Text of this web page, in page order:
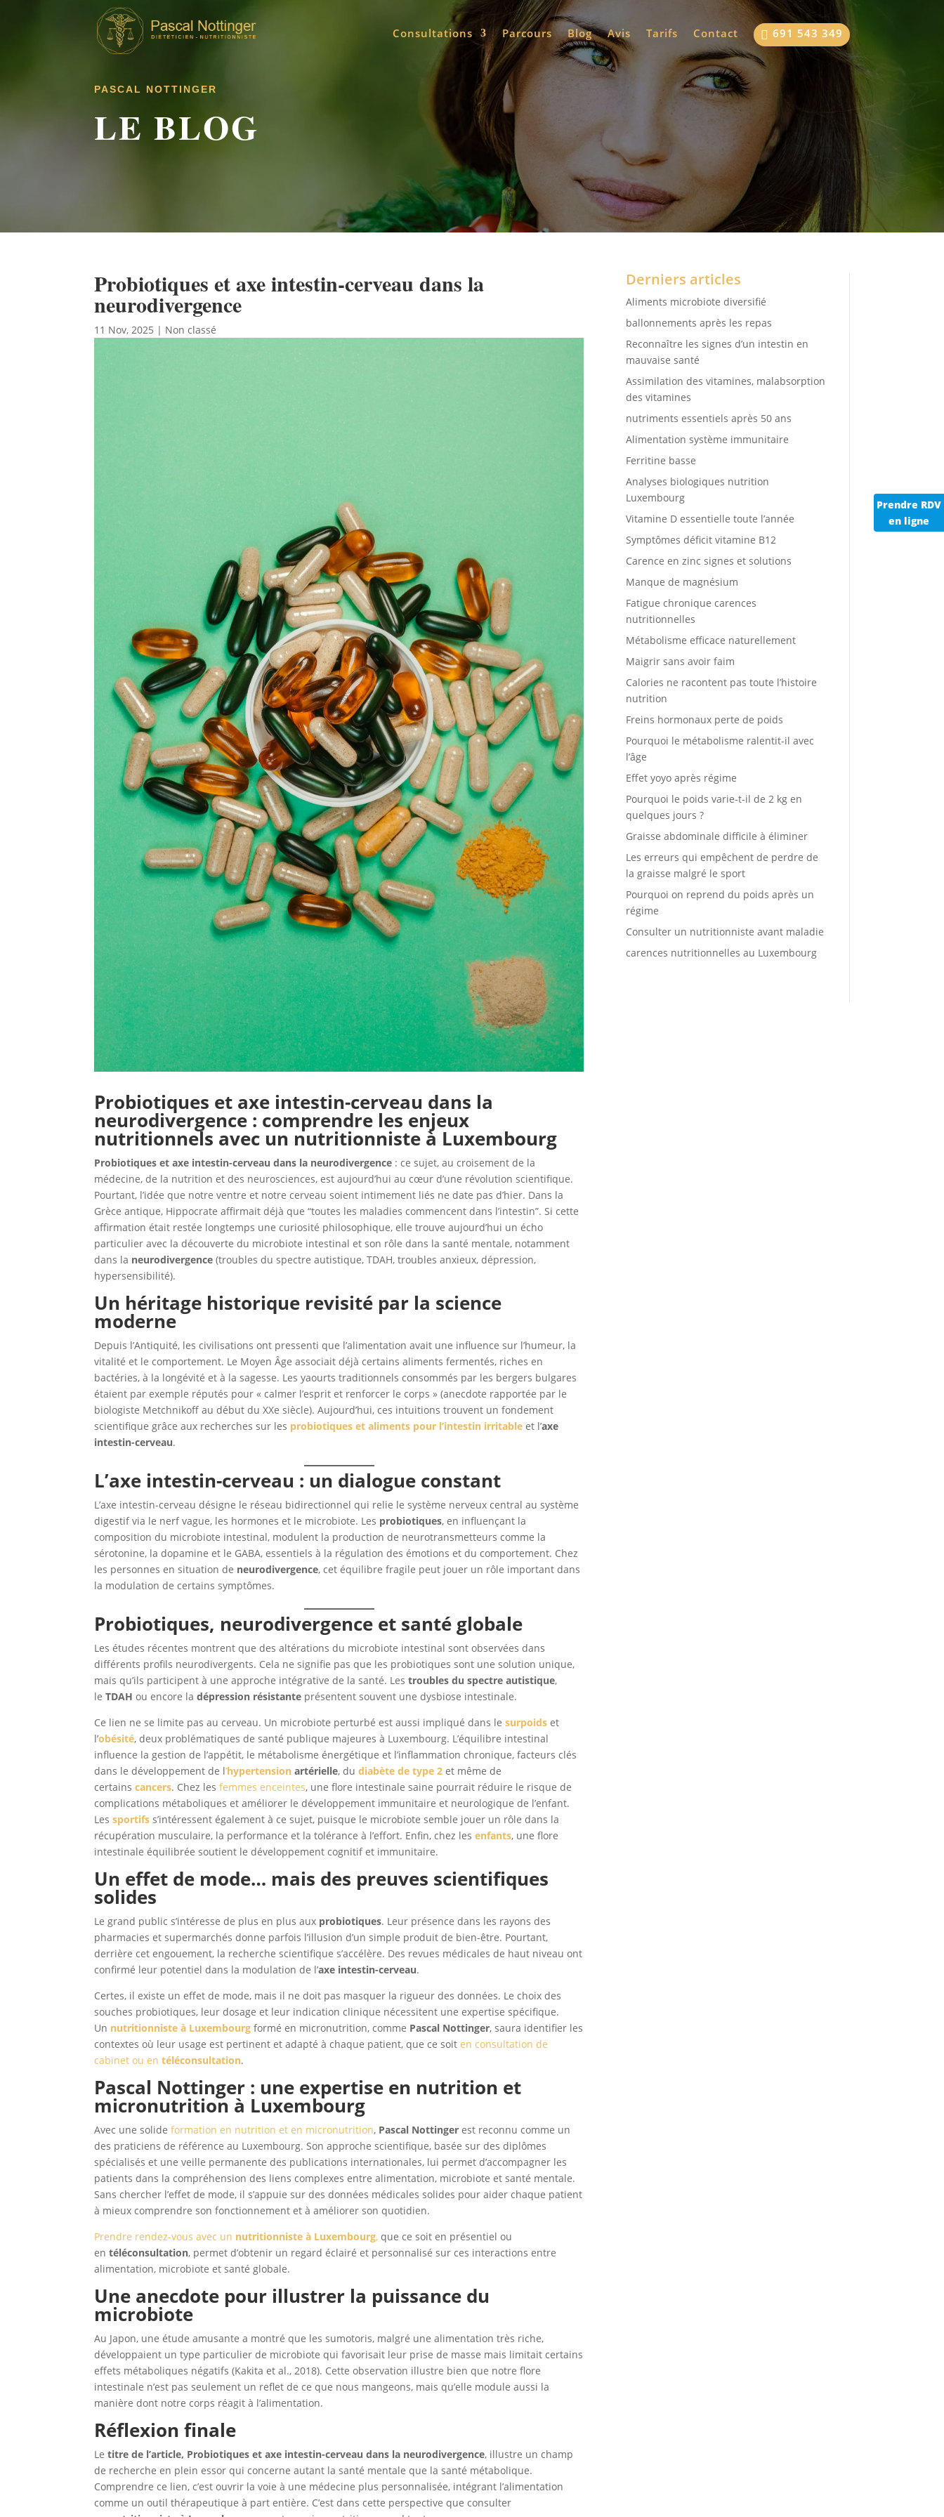
Prendre RDV
en ligne
Consultations Parcours Blog Avis Tarifs Contact  691 543 349
PASCAL NOTTINGER
LE BLOG
Probiotiques et axe intestin-cerveau dans la
neurodivergence
11 Nov, 2025 | Non classé
Probiotiques et axe intestin-cerveau dans la
neurodivergence : comprendre les enjeux
nutritionnels avec un nutritionniste à Luxembourg
Probiotiques et axe intestin-cerveau dans la neurodivergence : ce sujet, au croisement de la
médecine, de la nutrition et des neurosciences, est aujourd’hui au cœur d’une révolution scientifique.
Pourtant, l’idée que notre ventre et notre cerveau soient intimement liés ne date pas d’hier. Dans la
Grèce antique, Hippocrate affirmait déjà que “toutes les maladies commencent dans l’intestin”. Si cette
affirmation était restée longtemps une curiosité philosophique, elle trouve aujourd’hui un écho
particulier avec la découverte du microbiote intestinal et son rôle dans la santé mentale, notamment
dans la neurodivergence (troubles du spectre autistique, TDAH, troubles anxieux, dépression,
hypersensibilité).
Un héritage historique revisité par la science
moderne
Depuis l’Antiquité, les civilisations ont pressenti que l’alimentation avait une influence sur l’humeur, la
vitalité et le comportement. Le Moyen Âge associait déjà certains aliments fermentés, riches en
bactéries, à la longévité et à la sagesse. Les yaourts traditionnels consommés par les bergers bulgares
étaient par exemple réputés pour « calmer l’esprit et renforcer le corps » (anecdote rapportée par le
biologiste Metchnikoff au début du XXe siècle). Aujourd’hui, ces intuitions trouvent un fondement
scientifique grâce aux recherches sur les probiotiques et aliments pour l’intestin irritable et l’axe
intestin-cerveau.
L’axe intestin-cerveau : un dialogue constant
L’axe intestin-cerveau désigne le réseau bidirectionnel qui relie le système nerveux central au système
digestif via le nerf vague, les hormones et le microbiote. Les probiotiques, en influençant la
composition du microbiote intestinal, modulent la production de neurotransmetteurs comme la
sérotonine, la dopamine et le GABA, essentiels à la régulation des émotions et du comportement. Chez
les personnes en situation de neurodivergence, cet équilibre fragile peut jouer un rôle important dans
la modulation de certains symptômes.
Probiotiques, neurodivergence et santé globale
Les études récentes montrent que des altérations du microbiote intestinal sont observées dans
différents profils neurodivergents. Cela ne signifie pas que les probiotiques sont une solution unique,
mais qu’ils participent à une approche intégrative de la santé. Lestroubles du spectre autistique,
leTDAH ou encore ladépression résistante présentent souvent une dysbiose intestinale.
Ce lien ne se limite pas au cerveau. Un microbiote perturbé est aussi impliqué dans lesurpoids et
l’obésité, deux problématiques de santé publique majeures à Luxembourg. L’équilibre intestinal
influence la gestion de l’appétit, le métabolisme énergétique et l’inflammation chronique, facteurs clés
dans le développement de l’hypertensionartérielle, dudiabète de type 2 et même de
certainscancers. Chez lesfemmes enceintes, une flore intestinale saine pourrait réduire le risque de
complications métaboliques et améliorer le développement immunitaire et neurologique de l’enfant.
Lessportifs s’intéressent également à ce sujet, puisque le microbiote semble jouer un rôle dans la
récupération musculaire, la performance et la tolérance à l’effort. Enfin, chez lesenfants, une flore
intestinale équilibrée soutient le développement cognitif et immunitaire.
Un effet de mode… mais des preuves scientifiques
solides
Le grand public s’intéresse de plus en plus aux probiotiques. Leur présence dans les rayons des
pharmacies et supermarchés donne parfois l’illusion d’un simple produit de bien-être. Pourtant,
derrière cet engouement, la recherche scientifique s’accélère. Des revues médicales de haut niveau ont
confirmé leur potentiel dans la modulation de l’axe intestin-cerveau.
Certes, il existe un effet de mode, mais il ne doit pas masquer la rigueur des données. Le choix des
souches probiotiques, leur dosage et leur indication clinique nécessitent une expertise spécifique.
Un nutritionniste à Luxembourg formé en micronutrition, comme Pascal Nottinger, saura identifier les
contextes où leur usage est pertinent et adapté à chaque patient, que ce soiten consultation de
cabinet ou entéléconsultation.
Pascal Nottinger : une expertise en nutrition et
micronutrition à Luxembourg
Avec une solideformation en nutrition et en micronutrition, Pascal Nottinger est reconnu comme un
des praticiens de référence au Luxembourg. Son approche scientifique, basée sur des diplômes
spécialisés et une veille permanente des publications internationales, lui permet d’accompagner les
patients dans la compréhension des liens complexes entre alimentation, microbiote et santé mentale.
Sans chercher l’effet de mode, il s’appuie sur des données médicales solides pour aider chaque patient
à mieux comprendre son fonctionnement et à améliorer son quotidien.
Prendre rendez-vous avec un nutritionniste à Luxembourg, que ce soit en présentiel ou
entéléconsultation, permet d’obtenir un regard éclairé et personnalisé sur ces interactions entre
alimentation, microbiote et santé globale.
Une anecdote pour illustrer la puissance du
microbiote
Au Japon, une étude amusante a montré que les sumotoris, malgré une alimentation très riche,
développaient un type particulier de microbiote qui favorisait leur prise de masse mais limitait certains
effets métaboliques négatifs (Kakita et al., 2018). Cette observation illustre bien que notre flore
intestinale n’est pas seulement un reflet de ce que nous mangeons, mais qu’elle module aussi la
manière dont notre corps réagit à l’alimentation.
Réflexion finale
Letitre de l’article, Probiotiques et axe intestin-cerveau dans la neurodivergence, illustre un champ
de recherche en plein essor qui concerne autant la santé mentale que la santé métabolique.
Comprendre ce lien, c’est ouvrir la voie à une médecine plus personnalisée, intégrant l’alimentation
comme un outil thérapeutique à part entière. C’est dans cette perspective que consulter
Derniers articles
Aliments microbiote diversifié
ballonnements après les repas
Reconnaître les signes d’un intestin en
mauvaise santé
Assimilation des vitamines, malabsorption
des vitamines
nutriments essentiels après 50 ans
Alimentation système immunitaire
Ferritine basse
Analyses biologiques nutrition
Luxembourg
Vitamine D essentielle toute l’année
Symptômes déficit vitamine B12
Carence en zinc signes et solutions
Manque de magnésium
Fatigue chronique carences
nutritionnelles
Métabolisme efficace naturellement
Maigrir sans avoir faim
Calories ne racontent pas toute l’histoire
nutrition
Freins hormonaux perte de poids
Pourquoi le métabolisme ralentit-il avec
l’âge
Effet yoyo après régime
Pourquoi le poids varie-t-il de 2 kg en
quelques jours ?
Graisse abdominale difficile à éliminer
Les erreurs qui empêchent de perdre de
la graisse malgré le sport
Pourquoi on reprend du poids après un
régime
Consulter un nutritionniste avant maladie
carences nutritionnelles au Luxembourg